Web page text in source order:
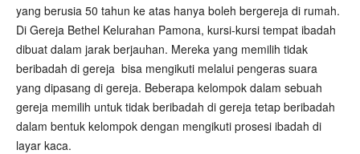
yang berusia 50 tahun ke atas hanya boleh bergereja di rumah.
Di Gereja Bethel Kelurahan Pamona, kursi-kursi tempat ibadah
dibuat dalam jarak berjauhan. Mereka yang memilih tidak
beribadah di gereja bisa mengikuti melalui pengeras suara
yang dipasang di gereja. Beberapa kelompok dalam sebuah
gereja memilih untuk tidak beribadah di gereja tetap beribadah
dalam bentuk kelompok dengan mengikuti prosesi ibadah di
layar kaca.